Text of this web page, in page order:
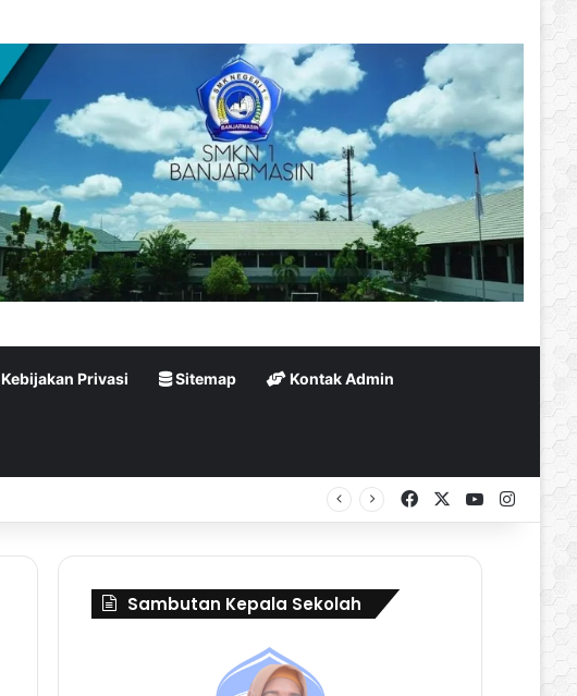
Privasi Sitemap Kontak Admin
di Festival Borneo Marching Day 2026 FacebookYouTube
Sambutan Kepala Sekolah